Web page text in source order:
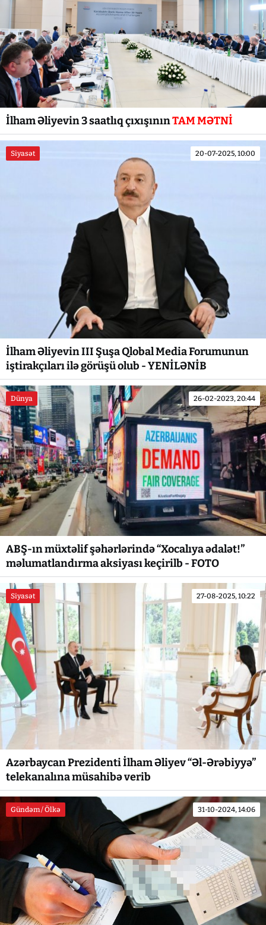
İlham Əliyevin 3 saatlıq çıxışınınTAM MƏTNİ
Siyasət 20-07-2025, 10:00
İlham Əliyevin III Şuşa Qlobal Media Forumunun
iştirakçıları ilə görüşü olub - YENİLƏNİB
Dünya 26-02-2023, 20:44
ABŞ-ın müxtəlif şəhərlərində “Xocalıya ədalət!”
məlumatlandırma aksiyası keçirilb - FOTO
Siyasət 27-08-2025, 10:22
Azərbaycan Prezidenti İlham Əliyev “Əl-Ərəbiyyə”
telekanalına müsahibə verib
Gündəm / Ölkə 31-10-2024, 14:06